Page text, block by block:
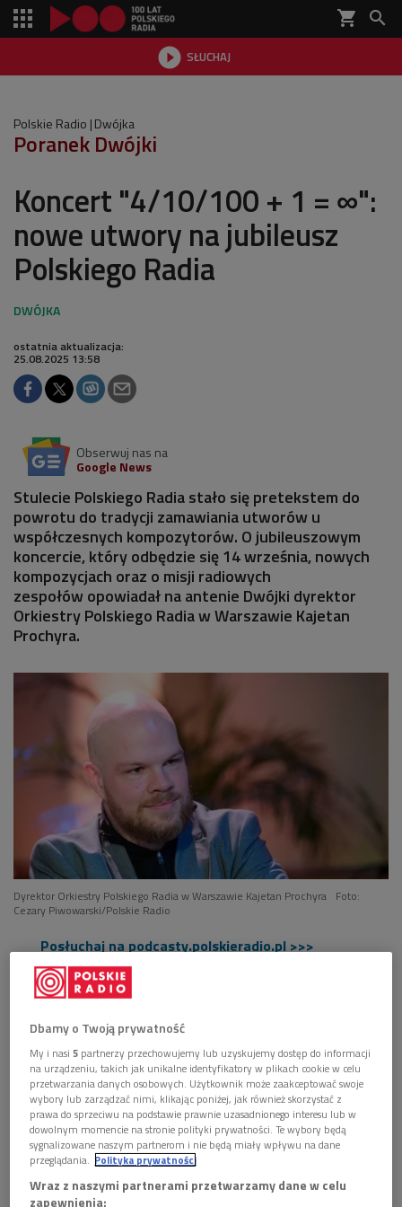
shopping_cart 
 SŁUCHAJ

Polskie Radio Dwójka
Poranek Dwójki
Koncert "4/10/100 + 1 = ∞":
nowe utwory na jubileusz
Polskiego Radia
ostatnia aktualizacja:
25.08.2025 13:58
Obserwuj nas na
Google News
Stulecie Polskiego Radia stało się pretekstem do
powrotu do tradycji zamawiania utworów u
współczesnych kompozytorów. O jubileuszowym
koncercie, który odbędzie się 14 września, nowych
kompozycjach oraz o misji radiowych
zespołów opowiadał na antenie Dwójki dyrektor
Orkiestry Polskiego Radia w Warszawie Kajetan
Prochyra.
Dyrektor Orkiestry Polskiego Radia w Warszawie Kajetan Prochyra Foto:
Cezary Piwowarski/Polskie Radio
Posłuchaj na podcasty.polskieradio.pl >>>
Podczas jubileuszowego koncertu "4/10/100 + 1 = ∞", który
odbędzie się w Studiu Polskiego Radia im. Witolda
Lutosławskiego, zabrzmi pięć nowych kompozycji autorstwa
Wojciecha Błażewicza, Hanny Kulenty, Leny Michajłów,
Grażyny Pstrokońskiej-Nawratil i Marty Ptaszyńskiej. Będzie
to jednak dopiero początek jubileuszowego sezonu, w trakcie
którego usłyszymy prawykonania utworów kolejnych sześciu
kompozytorów.
Dbamy o Twoją prywatność
My i nasi 5 partnerzy przechowujemy lub uzyskujemy dostęp do informacji
na urządzeniu, takich jak unikalne identyfikatory w plikach cookie w celu
przetwarzania danych osobowych. Użytkownik może zaakceptować swoje
wybory lub zarządzać nimi, klikając poniżej, jak również skorzystać z
prawa do sprzeciwu na podstawie prawnie uzasadnionego interesu lub w
dowolnym momencie na stronie polityki prywatności. Te wybory będą
sygnalizowane naszym partnerom i nie będą miały wpływu na dane
przeglądania.
Polityka prywatności
Wraz z naszymi partnerami przetwarzamy dane w celu
zapewnienia: